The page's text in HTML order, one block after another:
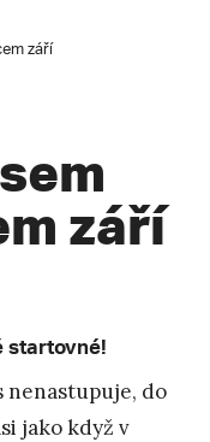
září
září
startovné!
nenastupuje, do
jako když v